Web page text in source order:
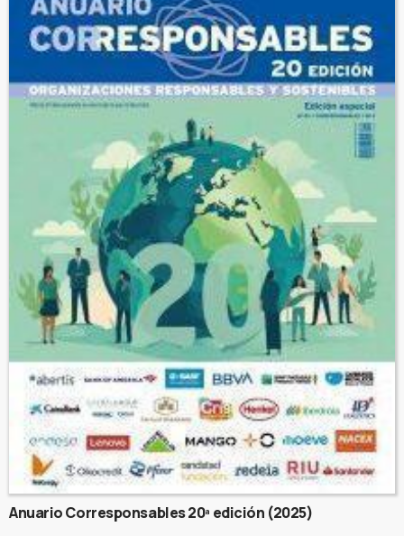
Anuario Corresponsables 20ª edición (2025)